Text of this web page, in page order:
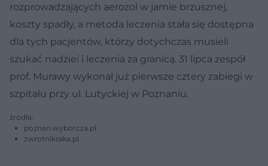
rozprowadzających aerozol w jamie brzusznej,
koszty spadły, a metoda leczenia stała się dostępna
dla tych pacjentów, którzy dotychczas musieli
szukać nadziei i leczenia za granicą. 31 lipca zespół
prof. Murawy wykonał już pierwsze cztery zabiegi w
szpitalu przy ul. Lutyckiej w Poznaniu.
źródła:
poznan.wyborcza.pl
zwrotnikraka.pl